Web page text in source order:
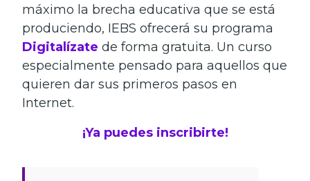
máximo la brecha educativa que se está
produciendo, IEBS ofrecerá su programa
Digitalízate de forma gratuita. Un curso
especialmente pensado para aquellos que
quieren dar sus primeros pasos en
Internet.
¡Ya puedes inscribirte!